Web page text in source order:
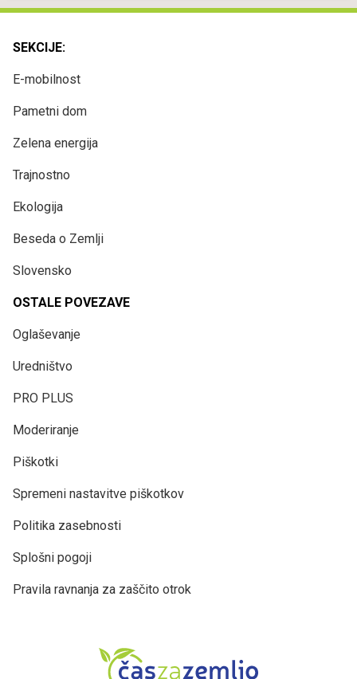
SEKCIJE:
E-mobilnost
Pametni dom
Zelena energija
Trajnostno
Ekologija
Beseda o Zemlji
Slovensko
OSTALE POVEZAVE
Oglaševanje
Uredništvo
PRO PLUS
Moderiranje
Piškotki
Spremeni nastavitve piškotkov
Politika zasebnosti
Splošni pogoji
Pravila ravnanja za zaščito otrok